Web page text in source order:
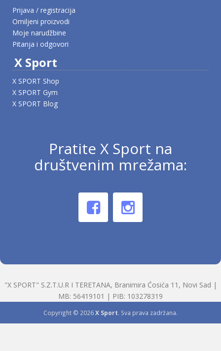
Prijava / registracija
Omiljeni proizvodi
Moje narudžbine
Pitanja i odgovori
X Sport
X SPORT Shop
X SPORT Gym
X SPORT Blog
Pratite X Sport na
društvenim mrežama:
"X SPORT" S.Z.T.U.R I TERETANA, Branimira Ćosića 11, Novi Sad |
MB: 56419101 | PIB: 103278319
Copyright © 2026X Sport. Sva prava zadržana.